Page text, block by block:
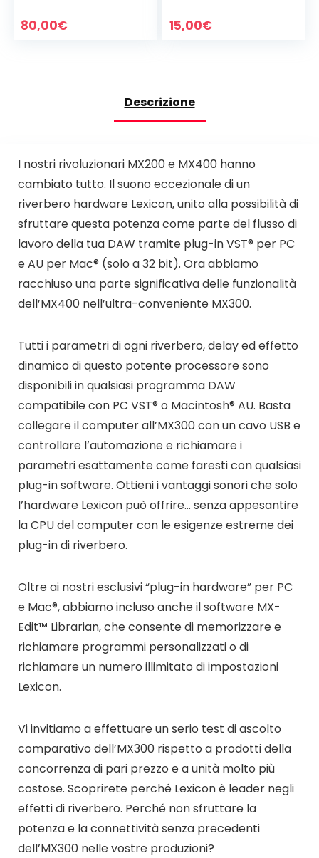
80,00€ 15,00€
Descrizione
I nostri rivoluzionari MX200 e MX400 hanno
cambiato tutto. Il suono eccezionale di un
riverbero hardware Lexicon, unito alla possibilità di
sfruttare questa potenza come parte del flusso di
lavoro della tua DAW tramite plug-in VST® per PC
e AU per Mac® (solo a 32 bit). Ora abbiamo
racchiuso una parte significativa delle funzionalità
dell’MX400 nell’ultra-conveniente MX300.
Tutti i parametri di ogni riverbero, delay ed effetto
dinamico di questo potente processore sono
disponibili in qualsiasi programma DAW
compatibile con PC VST® o Macintosh® AU. Basta
collegare il computer all’MX300 con un cavo USB e
controllare l’automazione e richiamare i
parametri esattamente come faresti con qualsiasi
plug-in software. Ottieni i vantaggi sonori che solo
l’hardware Lexicon può offrire… senza appesantire
la CPU del computer con le esigenze estreme dei
plug-in di riverbero.
Oltre ai nostri esclusivi “plug-in hardware” per PC
e Mac®, abbiamo incluso anche il software MX-
Edit™ Librarian, che consente di memorizzare e
richiamare programmi personalizzati o di
richiamare un numero illimitato di impostazioni
Lexicon.
Vi invitiamo a effettuare un serio test di ascolto
comparativo dell’MX300 rispetto a prodotti della
concorrenza di pari prezzo e a unità molto più
costose. Scoprirete perché Lexicon è leader negli
effetti di riverbero. Perché non sfruttare la
potenza e la connettività senza precedenti
dell’MX300 nelle vostre produzioni?